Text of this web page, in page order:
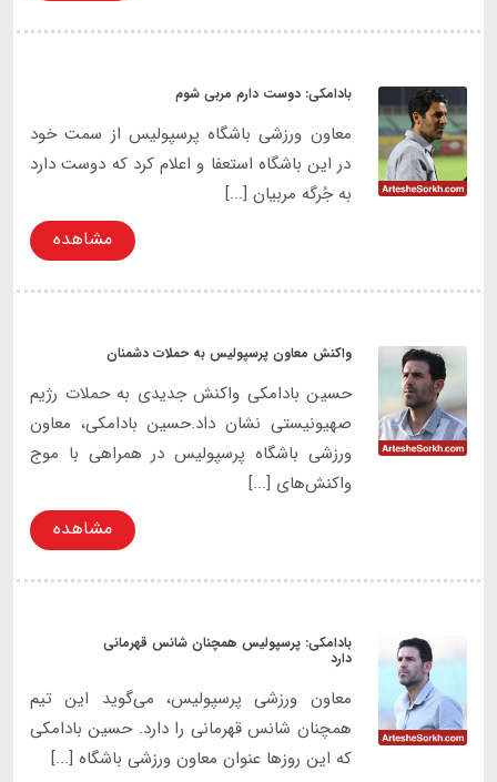
بادامکی: دوست دارم مربی شوم
معاون ورزشی باشگاه پرسپولیس از سمت خود
در این باشگاه استعفا و اعلام کرد که دوست دارد
به جُرگه مربیان [...]
مشاهده
واکنش معاون پرسپولیس به حملات دشمنان
حسین بادامکی واکنش جدیدی به حملات رژیم
صهیونیستی نشان داد.حسین بادامکی، معاون
ورزشی باشگاه پرسپولیس در همراهی با موج
واکنش‌های [...]
مشاهده
بادامکی: پرسپولیس همچنان شانس قهرمانی
دارد
معاون ورزشی پرسپولیس، می‌گوید این تیم
همچنان شانس قهرمانی را دارد. حسین بادامکی
که این روزها عنوان معاون ورزشی باشگاه [...]